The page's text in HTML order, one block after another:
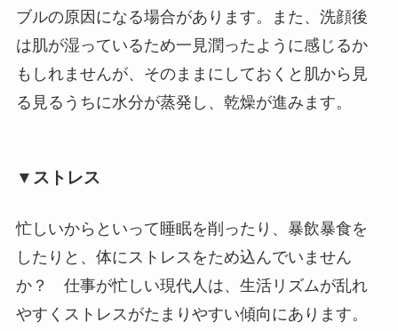
ブルの原因になる場合があります。また、洗顔後
は肌が湿っているため一見潤ったように感じるか
もしれませんが、そのままにしておくと肌から見
る見るうちに水分が蒸発し、乾燥が進みます。
▼ストレス
忙しいからといって睡眠を削ったり、暴飲暴食を
したりと、体にストレスをため込んでいません
か？ 仕事が忙しい現代人は、生活リズムが乱れ
やすくストレスがたまりやすい傾向にあります。